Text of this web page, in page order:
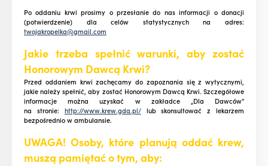
Po oddaniu krwi prosimy o przesłanie do nas informacji o donacji
(potwierdzenie) dla celów statystycznych na adres:
twojakropelka@gmail.com
Jakie trzeba spełnić warunki, aby zostać
Honorowym Dawcą Krwi?
Przed oddaniem krwi zachęcamy do zapoznania się z wytycznymi,
jakie należy spełnić, aby zostać Honorowym Dawcą Krwi. Szczegółowe
informacje można uzyskać w zakładce „Dla Dawców”
na stronie: http://www.krew.gda.pl/lub skonsultować z lekarzem
bezpośrednio w ambulansie.
UWAGA! Osoby, które planują oddać krew,
muszą pamiętać o tym, aby: